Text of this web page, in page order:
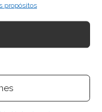
propósitos